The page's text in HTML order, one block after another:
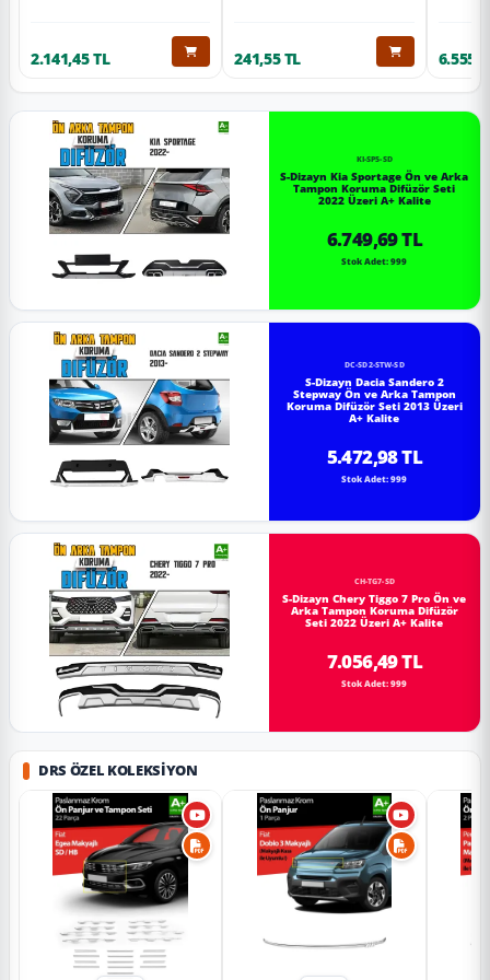
2.141,45 TL 241,55 TL
KI-SP5-SD
S-Dizayn Kia Sportage Ön ve Arka
Tampon Koruma Difüzör Seti
2022 Üzeri A+ Kalite
6.749,69 TL
Stok Adet: 999
DC-SD2-STW-SD
S-Dizayn Dacia Sandero 2
Stepway Ön ve Arka Tampon
Koruma Difüzör Seti 2013 Üzeri
A+ Kalite
5.472,98 TL
Stok Adet: 999
CH-TG7-SD
S-Dizayn Chery Tiggo 7 Pro Ön ve
Arka Tampon Koruma Difüzör
Seti 2022 Üzeri A+ Kalite
7.056,49 TL
Stok Adet: 999
DRS ÖZEL KOLEKSIYON